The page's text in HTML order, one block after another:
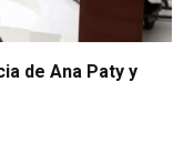
de Ana Paty y